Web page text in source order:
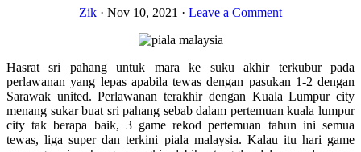
Zik · Nov 10, 2021 · Leave a Comment
Hasrat sri pahang untuk mara ke suku akhir terkubur pada
perlawanan yang lepas apabila tewas dengan pasukan 1-2 dengan
Sarawak united. Perlawanan terakhir dengan Kuala Lumpur city
menang sukar buat sri pahang sebab dalam pertemuan kuala lumpur
city tak berapa baik, 3 game rekod pertemuan tahun ini semua
tewas, liga super dan terkini piala malaysia. Kalau itu hari game